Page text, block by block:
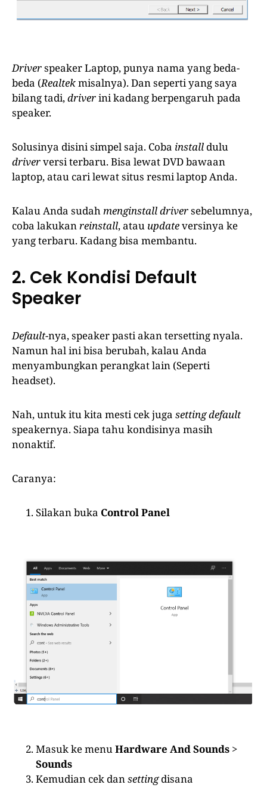
Driverspeaker Laptop, punya nama yang beda-
beda (Realtekmisalnya). Dan seperti yang saya
bilang tadi,driverini kadang berpengaruh pada
speaker.
Solusinya disini simpel saja. Coba install dulu
driverversi terbaru. Bisa lewat DVD bawaan
laptop, atau cari lewat situs resmi laptop Anda.
Kalau Anda sudahmenginstalldriversebelumnya,
coba lakukanreinstall, atau updateversinya ke
yang terbaru. Kadang bisa membantu.
2. Cek Kondisi Default
Speaker
Default-nya, speaker pasti akan tersetting nyala.
Namun hal ini bisa berubah, kalau Anda
menyambungkan perangkat lain (Seperti
headset).
Nah, untuk itu kita mesti cek juga settingdefault
speakernya. Siapa tahu kondisinya masih
nonaktif.
Caranya:
Silakan buka Control Panel
Masuk ke menuHardware And Sounds >
Sounds
Kemudian cek dansettingdisana